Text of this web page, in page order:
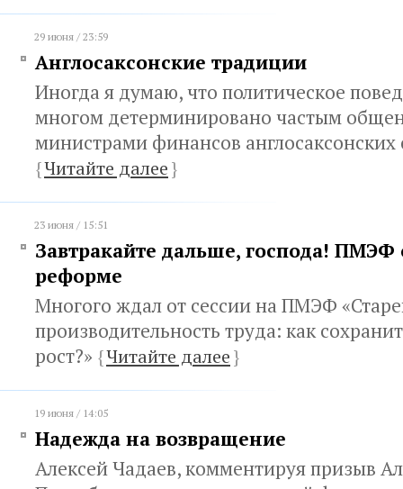
29 июня / 23:59
Англосаксонские традиции
Иногда я думаю, что политическое
многом детерминировано частым
министрами финансов англосаксонских
{Читайте далее}
23 июня / 15:51
Завтракайте дальше, господа!
реформе
Многого ждал от сессии на ПМЭФ
производительность труда: как
рост?» {Читайте далее}
19 июня / 14:05
Надежда на возвращение
Алексей Чадаев, комментируя призыв